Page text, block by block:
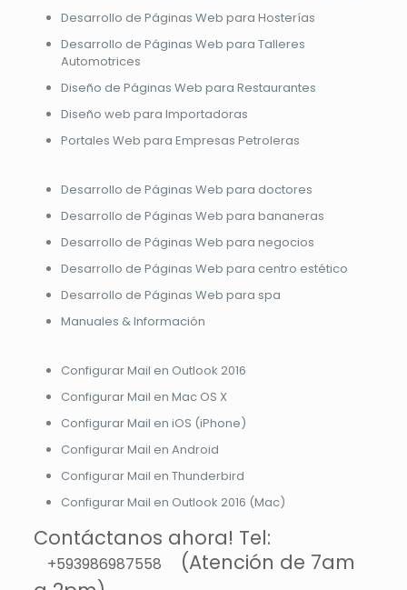
Desarrollo de Páginas Web para Hosterías
Desarrollo de Páginas Web para Talleres
Automotrices
Diseño de Páginas Web para Restaurantes
Diseño web para Importadoras
Portales Web para Empresas Petroleras
Desarrollo de Páginas Web para doctores
Desarrollo de Páginas Web para bananeras
Desarrollo de Páginas Web para negocios
Desarrollo de Páginas Web para centro estético
Desarrollo de Páginas Web para spa
Manuales & Información
Configurar Mail en Outlook 2016
Configurar Mail en Mac OS X
Configurar Mail en iOS (iPhone)
Configurar Mail en Android
Configurar Mail en Thunderbird
Configurar Mail en Outlook 2016 (Mac)
Contáctanos ahora! Tel:
+593986987558
(Atención de 7am